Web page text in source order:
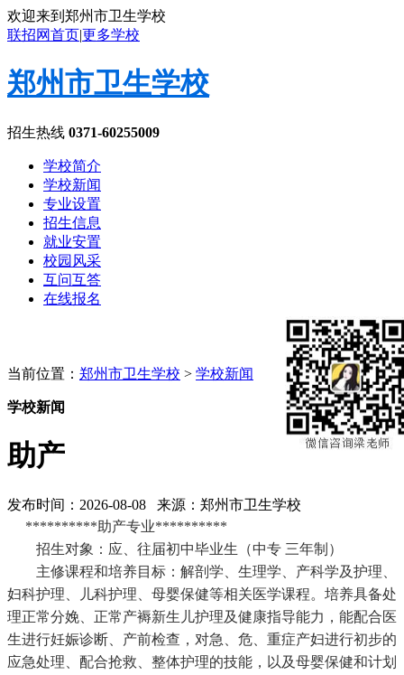
欢迎来到郑州市卫生学校
联招网首页|更多学校
郑州市卫生学校
招生热线 0371-60255009
学校简介
学校新闻
专业设置
招生信息
就业安置
校园风采
互问互答
在线报名
当前位置： 郑州市卫生学校 > 学校新闻
学校新闻
助产
发布时间：2026-08-08 来源：郑州市卫生学校
**********助产专业**********
招生对象：应、往届初中毕业生（中专 三年制）
主修课程和培养目标：解剖学、生理学、产科学及护理、
妇科护理、儿科护理、母婴保健等相关医学课程。培养具备处
理正常分娩、正常产褥新生儿护理及健康指导能力，能配合医
生进行妊娠诊断、产前检查，对急、危、重症产妇进行初步的
应急处理、配合抢救、整体护理的技能，以及母婴保健和计划